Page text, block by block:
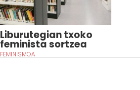
Liburutegian txoko
feminista sortzea
FEMINISMOA